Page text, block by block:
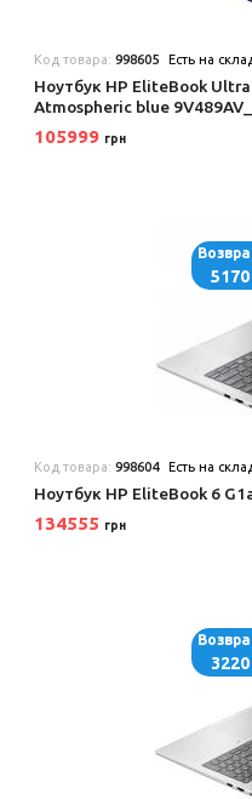
Код товара:998605 Есть на
Ноутбук HP EliteBook
Atmospheric blue
105999 грн
Код товара:998604 Есть на
Ноутбук HP EliteBook 6
134555 грн